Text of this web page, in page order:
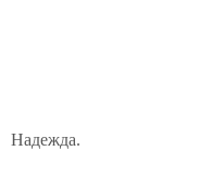
Надежда.